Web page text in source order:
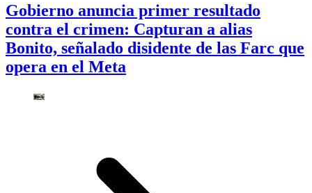
Gobierno anuncia primer resultado
contra el crimen: Capturan a alias
Bonito, señalado disidente de las Farc que
opera en el Meta